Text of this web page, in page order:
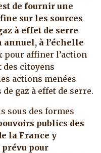
de fournir une
sur les sources
à effet de serre
à l’échelle
pour affiner l’action
des citoyens
actions menées
gaz à effet de serre.
sous des formes
publics des
la France y
prévu pour